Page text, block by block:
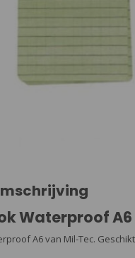
Waterproof A6
A6 van Mil-Tec.